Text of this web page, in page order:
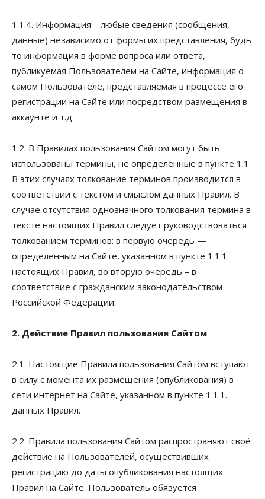
1.1.4. Информация – любые сведения (сообщения,
данные) независимо от формы их представления, будь
то информация в форме вопроса или ответа,
публикуемая Пользователем на Сайте, информация о
самом Пользователе, представляемая в процессе его
регистрации на Сайте или посредством размещения в
аккаунте и т.д.
1.2. В Правилах пользования Сайтом могут быть
использованы термины, не определенные в пункте 1.1.
В этих случаях толкование терминов производится в
соответствии с текстом и смыслом данных Правил. В
случае отсутствия однозначного толкования термина в
тексте настоящих Правил следует руководствоваться
толкованием терминов: в первую очередь —
определенным на Сайте, указанном в пункте 1.1.1.
настоящих Правил, во вторую очередь – в
соответствие с гражданским законодательством
Российской Федерации.
2. Действие Правил пользования Сайтом
2.1. Настоящие Правила пользования Сайтом вступают
в силу с момента их размещения (опубликования) в
сети интернет на Сайте, указанном в пункте 1.1.1.
данных Правил.
2.2. Правила пользования Сайтом распространяют своё
действие на Пользователей, осуществивших
регистрацию до даты опубликования настоящих
Правил на Сайте. Пользователь обязуется